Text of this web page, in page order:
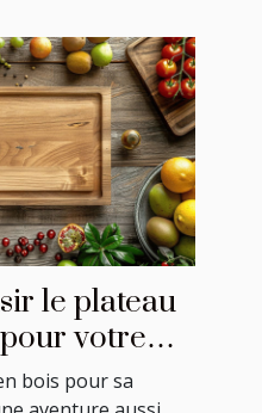
le plateau
votre
bois pour sa